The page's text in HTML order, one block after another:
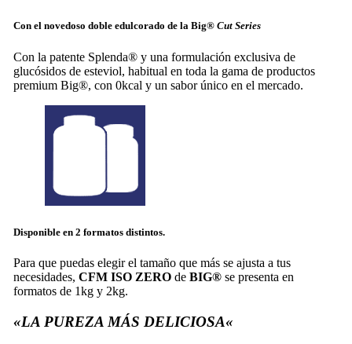
Con el novedoso doble edulcorado de la Big® Cut Series
Con la patente Splenda® y una formulación exclusiva de
glucósidos de esteviol, habitual en toda la gama de productos
premium Big®, con 0kcal y un sabor único en el mercado.
Disponible en 2 formatosdistintos.
Para que puedas elegir el tamaño que más se ajusta a tus
necesidades, CFM ISO ZEROde BIG®se presenta en
formatos de 1kg y 2kg.
«LA PUREZA MÁS DELICIOSA«